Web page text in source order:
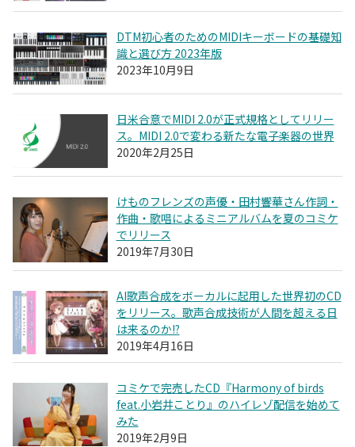
DTM初心者のためのMIDIキーボードの基礎知
識と選び方 2023年版
2023年10月9日
日米合意でMIDI 2.0が正式規格としてリリー
ス。MIDI 2.0で変わる新たな電子楽器の世界
2020年2月25日
けものフレンズの声優・田村響華さん作詞・
作曲・歌唱によるミニアルバムを夏のコミケ
でリリース
2019年7月30日
AI歌声合成をボーカルに起用した世界初のCD
をリリース。歌声合成技術が人間を超える日
は来るのか!?
2019年4月16日
コミケで完売したCD『Harmony of birds
feat.小岩井ことり』のハイレゾ配信を始めて
みた
2019年2月9日